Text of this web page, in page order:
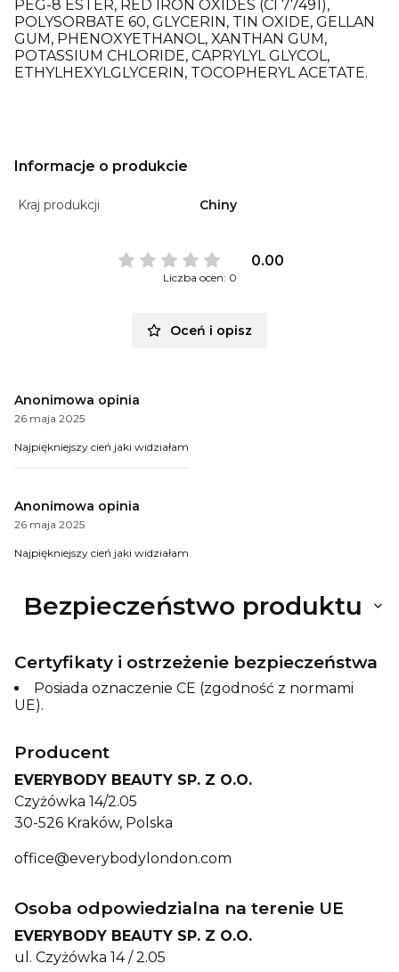
PEG-8 ESTER, RED IRON OXIDES (CI 77491),
POLYSORBATE 60, GLYCERIN, TIN OXIDE, GELLAN
GUM, PHENOXYETHANOL, XANTHAN GUM,
POTASSIUM CHLORIDE, CAPRYLYL GLYCOL,
ETHYLHEXYLGLYCERIN, TOCOPHERYL ACETATE.
Informacje o produkcie
Kraj produkcji Chiny
0.00
Liczba ocen: 0
Oceń i opisz
Anonimowa opinia
26 maja 2025
Najpiękniejszy cień jaki widziałam
Anonimowa opinia
26 maja 2025
Najpiękniejszy cień jaki widziałam
Bezpieczeństwo produktu
Certyfikaty i ostrzeżenie bezpieczeństwa
Posiada oznaczenie CE (zgodność z normami
UE).
Producent
EVERYBODY BEAUTY SP. Z O.O.
Czyżówka 14/2.05
30-526 Kraków, Polska
office@everybodylondon.com
Osoba odpowiedzialna na terenie UE
EVERYBODY BEAUTY SP. Z O.O.
ul. Czyżówka 14 / 2.05